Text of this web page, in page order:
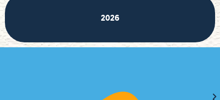
2026